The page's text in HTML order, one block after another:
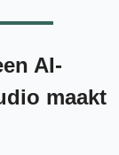
AI-
maakt